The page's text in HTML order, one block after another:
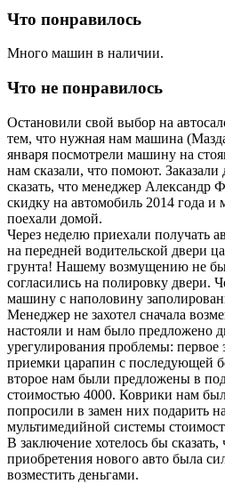
Что понравилось
Много машин в наличии.
Что не понравилось
Остановили свой выбор на
тем, что нужная нам машина
января посмотрели машину на
нам сказали, что помоют.
сказать, что менеджер Александр
скидку на автомобиль 2014 года
поехали домой.
Через неделю приехали получать
на передней водительской двери
грунта! Нашему возмущению не
согласились на полировку двери.
машину с наполовину
Менеджер не захотел сначала
настояли и нам было предложено
урегулирования проблемы: первое
приемки царапин с последующей
второе нам были предложены в
стоимостью 4000. Коврики нам
попросили в замен них подарить
мультимедийной системы
В заключение хотелось бы сказать,
приобретения нового авто была
возместить деньгами.